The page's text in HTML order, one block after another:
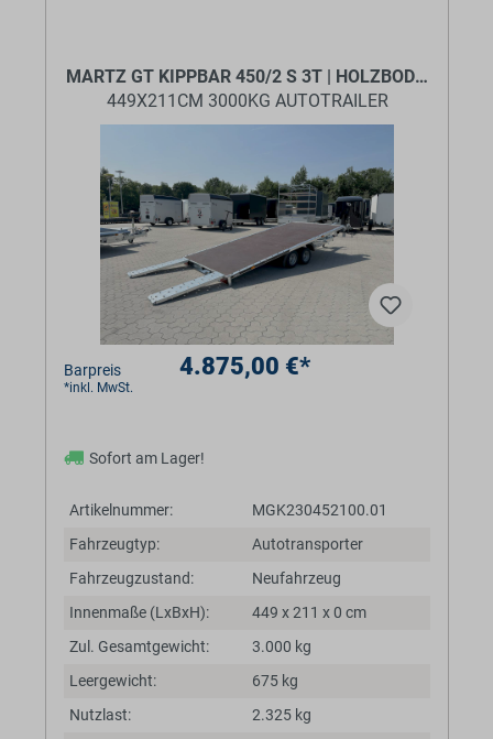
MARTZ GT KIPPBAR 450/2 S 3T | HOLZBODEN
449X211CM 3000KG AUTOTRAILER
Barpreis 4.875,00 €*
*inkl. MwSt.
Sofort am Lager!
Artikelnummer:
MGK230452100.01
Fahrzeugtyp:
Autotransporter
Fahrzeugzustand:
Neufahrzeug
Innenmaße (LxBxH):
449 x 211 x 0 cm
Zul. Gesamtgewicht:
3.000 kg
Leergewicht:
675 kg
Nutzlast:
2.325 kg